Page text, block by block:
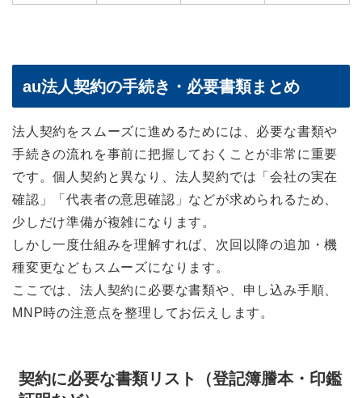
au法人契約の手続き・必要書類まとめ
法人契約をスムーズに進めるためには、必要な書類や
手続きの流れを事前に把握しておくことが非常に重要
です。個人契約と異なり、法人契約では「会社の実在
確認」「代表者の意思確認」などが求められるため、
少しだけ準備が複雑になります。
しかし一度仕組みを理解すれば、次回以降の追加・機
種変更などもスムーズになります。
ここでは、法人契約に必要な書類や、申し込み手順、
MNP時の注意点を整理してお伝えします。
契約に必要な書類リスト（登記簿謄本・印鑑